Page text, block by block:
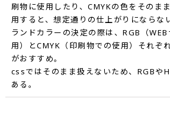
刷物に使用したり、CMYKの色をそのま
用すると、想定通りの仕上がりにならな
ランドカラーの決定の際は、RGB（
用）とCMYK（印刷物での使用）それぞ
がおすすめ。
cssではそのまま扱えないため、RGBや
ある。